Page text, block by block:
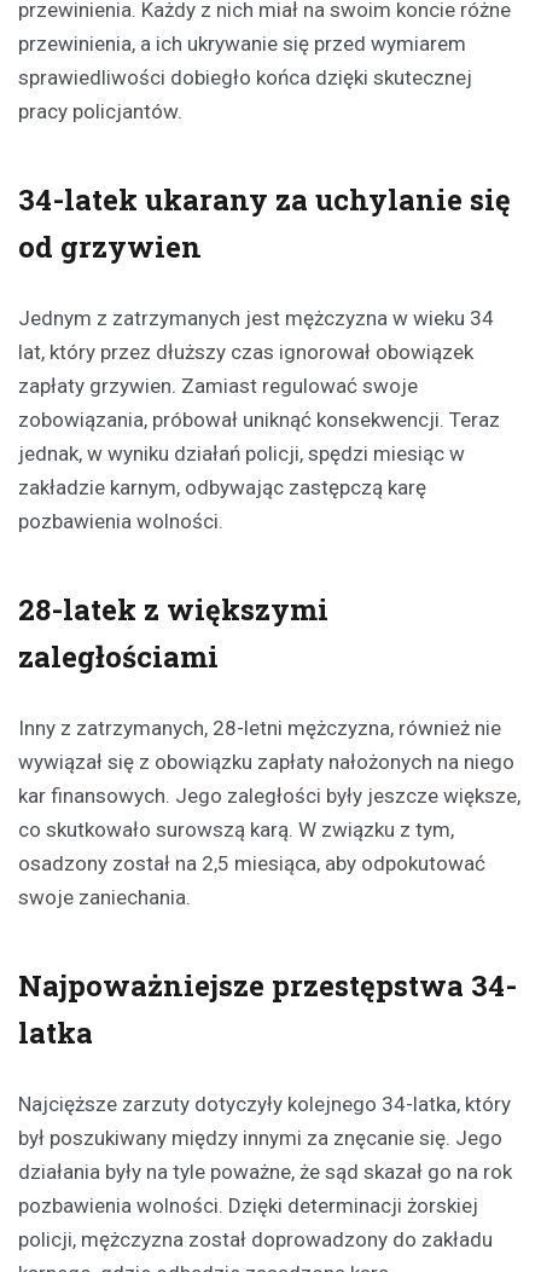
przewinienia. Każdy z nich miał na swoim koncie różne
przewinienia, a ich ukrywanie się przed wymiarem
sprawiedliwości dobiegło końca dzięki skutecznej
pracy policjantów.
34-latek ukarany za uchylanie się
od grzywien
Jednym z zatrzymanych jest mężczyzna w wieku 34
lat, który przez dłuższy czas ignorował obowiązek
zapłaty grzywien. Zamiast regulować swoje
zobowiązania, próbował uniknąć konsekwencji. Teraz
jednak, w wyniku działań policji, spędzi miesiąc w
zakładzie karnym, odbywając zastępczą karę
pozbawienia wolności.
28-latek z większymi
zaległościami
Inny z zatrzymanych, 28-letni mężczyzna, również nie
wywiązał się z obowiązku zapłaty nałożonych na niego
kar finansowych. Jego zaległości były jeszcze większe,
co skutkowało surowszą karą. W związku z tym,
osadzony został na 2,5 miesiąca, aby odpokutować
swoje zaniechania.
Najpoważniejsze przestępstwa 34-
latka
Najcięższe zarzuty dotyczyły kolejnego 34-latka, który
był poszukiwany między innymi za znęcanie się. Jego
działania były na tyle poważne, że sąd skazał go na rok
pozbawienia wolności. Dzięki determinacji żorskiej
policji, mężczyzna został doprowadzony do zakładu